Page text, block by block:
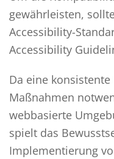
gewährleisten,
Accessibility-
Accessibility
Da eine
Maßnahmen
webbasierte
spielt das
Implementierung